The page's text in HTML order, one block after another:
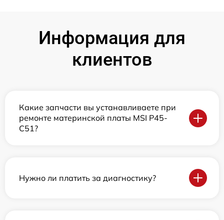
Информация для
клиентов
Какие запчасти вы устанавливаете при
ремонте материнской платы MSI P45-
C51?
Нужно ли платить за диагностику?